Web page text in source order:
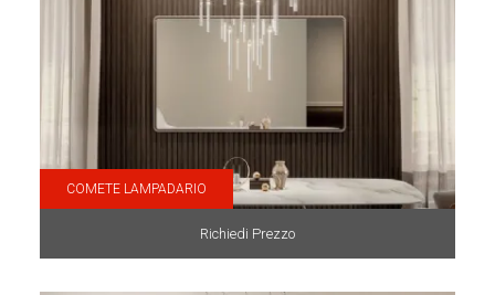
COMETE LAMPADARIO
Richiedi Prezzo